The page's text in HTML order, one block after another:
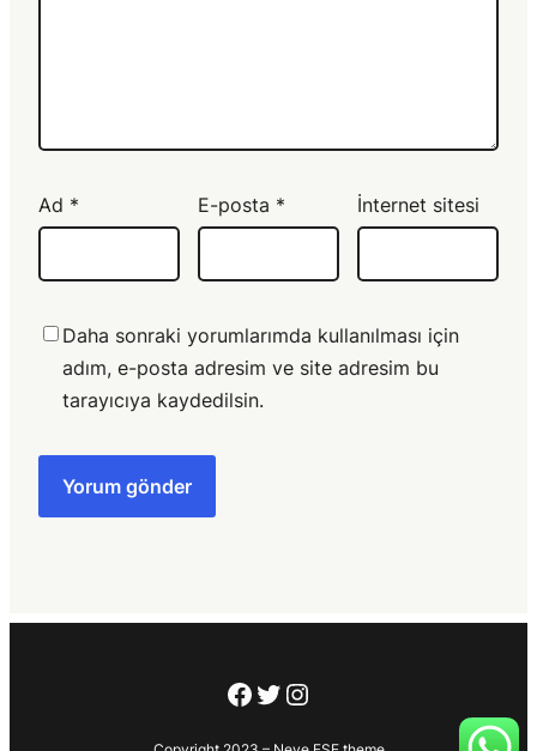
Ad * E-posta * İnternet sitesi
Daha sonraki yorumlarımda kullanılması için
adım, e-posta adresim ve site adresim bu
tarayıcıya kaydedilsin.
Facebook
Twitter
Instagram